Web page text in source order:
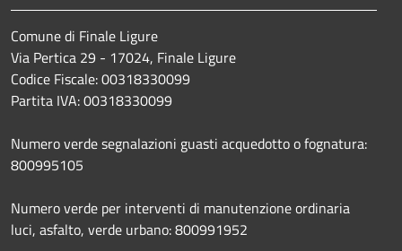
Comune di Finale Ligure
Via Pertica 29 - 17024, Finale Ligure
Codice Fiscale: 00318330099
Partita IVA: 00318330099
Numero verde segnalazioni guasti acquedotto o fognatura:
800995105
Numero verde per interventi di manutenzione ordinaria
luci, asfalto, verde urbano: 800991952